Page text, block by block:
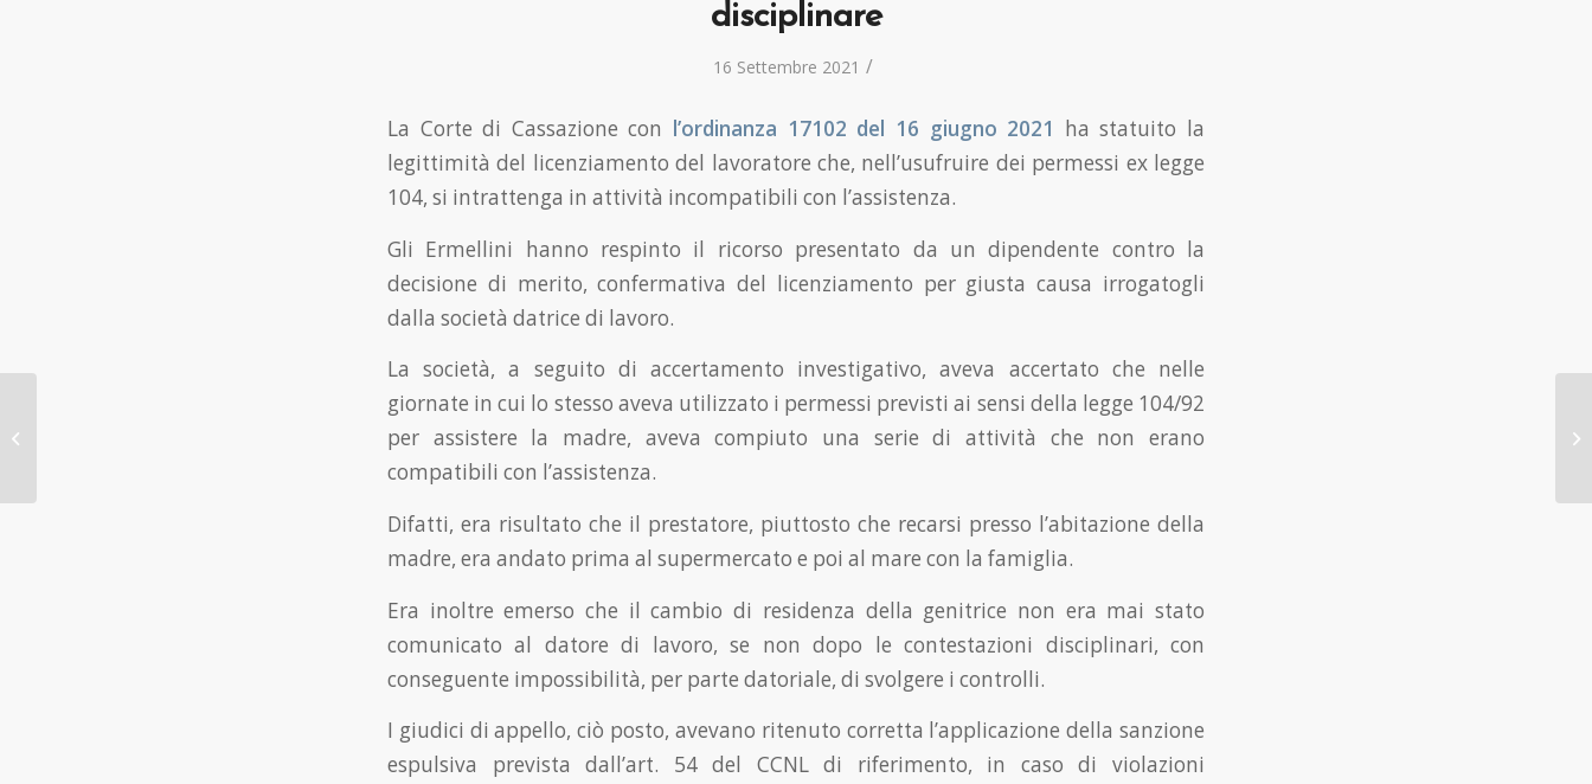
disciplinare
16 Settembre 2021 /
La Corte di Cassazione con l’ordinanza 17102 del 16 giugno 2021 ha statuito la
legittimità del licenziamento del lavoratore che, nell’usufruire dei permessi ex legge
104, si intrattenga in attività incompatibili con l’assistenza.
Gli Ermellini hanno respinto il ricorso presentato da un dipendente contro la
decisione di merito, confermativa del licenziamento per giusta causa irrogatogli
dalla società datrice di lavoro.
La società, a seguito di accertamento investigativo, aveva accertato che nelle
giornate in cui lo stesso aveva utilizzato i permessi previsti ai sensi della legge 104/92
per assistere la madre, aveva compiuto una serie di attività che non erano
compatibili con l’assistenza.
Difatti, era risultato che il prestatore, piuttosto che recarsi presso l’abitazione della
madre, era andato prima al supermercato e poi al mare con la famiglia.
Era inoltre emerso che il cambio di residenza della genitrice non era mai stato
comunicato al datore di lavoro, se non dopo le contestazioni disciplinari, con
conseguente impossibilità, per parte datoriale, di svolgere i controlli.
I giudici di appello, ciò posto, avevano ritenuto corretta l’applicazione della sanzione
espulsiva prevista dall’art. 54 del CCNL di riferimento, in caso di violazioni